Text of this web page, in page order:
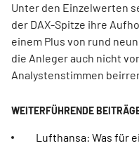
Unter den Einzelwerten
der DAX-Spitze ihre
einem Plus von rund
die Anleger auch nicht
Analystenstimmen
Lufthansa: Was für